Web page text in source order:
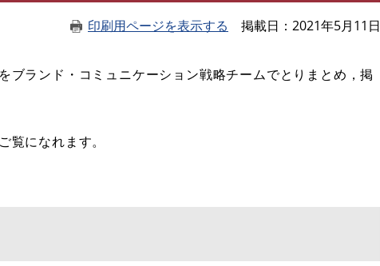
印刷用ページを表示する 掲載日 2021年5月11日
ランド・コミュニケーション戦略チームでとりまとめ，掲
になれます。